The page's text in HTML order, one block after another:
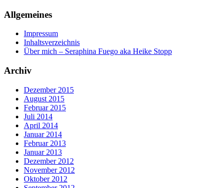
Allgemeines
Impressum
Inhaltsverzeichnis
Über mich – Seraphina Fuego aka Heike Stopp
Archiv
Dezember 2015
August 2015
Februar 2015
Juli 2014
April 2014
Januar 2014
Februar 2013
Januar 2013
Dezember 2012
November 2012
Oktober 2012